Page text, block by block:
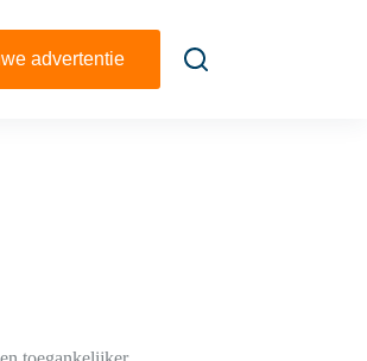
advertentie